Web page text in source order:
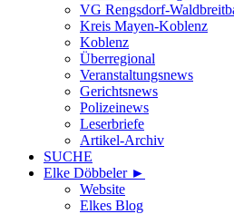
VG Rengsdorf-
Kreis Mayen-Koblenz
Koblenz
Überregional
Veranstaltungsnews
Gerichtsnews
Polizeinews
Leserbriefe
Artikel-Archiv
SUCHE
Elke Döbbeler ►
Website
Elkes Blog